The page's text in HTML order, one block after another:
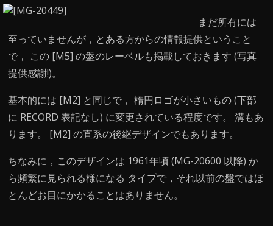
まだ所有には
至っていませんが，とある方からの情報提供ということ
で， この [M5] の盤のレーベルも掲載しておきます (写真
提供感謝!)。
基本的には [M2] と同じで， 楕円ロゴが小さいもの (下部
に RECORD 表記なし) に変更されている程度です。 溝もあ
ります。 [M2] の直系の後継デザインでもあります。
ちなみに，このデザインは 1961年頃 (MG-20600 以降) か
ら頻繁に見られる様になる タイプで，それ以前の盤ではほ
とんどお目にかかることはありません。